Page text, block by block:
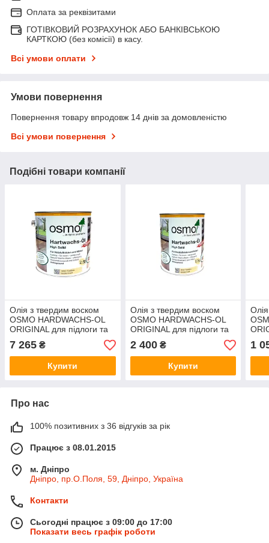
Оплата за реквізитами
ГОТІВКОВИЙ РОЗРАХУНОК АБО БАНКІВСЬКОЮ
КАРТКОЮ (без комісії) в касу.
Всі умови оплати
Умови повернення
Повернення товару впродовж 14 днів за домовленістю
Всі умови повернення
Подібні товари компанії
Олія з твердим воском
OSMO HARDWACHS-OL
ORIGINAL для підлоги та
виробів з деревини 3032-
шовк.-матове 2,5 л
7 265 ₴
Купити
Олія з твердим воском
OSMO HARDWACHS-OL
ORIGINAL для підлоги та
виробів з деревини 3032-
шовк.-матове 0,75 л
2 400₴
Купити
1
Про нас
100% позитивних з 36 відгуків за рік
Працює з 08.01.2015
м. Дніпро
Дніпро, пр.О.Поля, 59, Дніпро, Україна
Контакти
Сьогодні працює з 09:00 до 17:00
Показати весь графік роботи